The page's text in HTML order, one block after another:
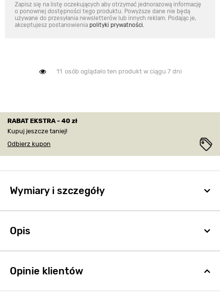
Zapisz się na listę oczekujących aby otrzymać jednorazową informację
o ponownej dostępności tego produktu. Powyższe dane nie będą
używane do przesyłania newsletterów lub innych reklam. Podając je,
akceptujesz postanowienia polityki prywatności.
11 osób oglądało ten produkt w ciągu 7 dni
RABAT EKSTRA - 40 zł
Kupuj jeszcze taniej!
Odbierz kupon
Wymiary i szczegóły
Opis
Opinie klientów